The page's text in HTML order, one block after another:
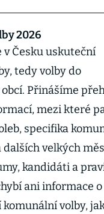
2026
v Česku uskuteční
tedy volby do
Přinášíme
mezi které
specifika
dalších velkých
kandidáti a
ani informace
komunální volby,